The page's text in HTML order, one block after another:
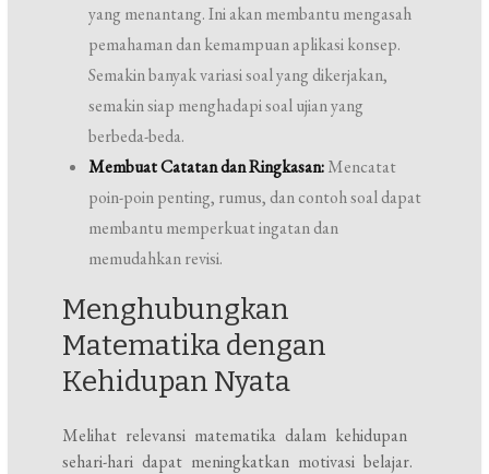
yang menantang. Ini akan membantu mengasah
pemahaman dan kemampuan aplikasi konsep.
Semakin banyak variasi soal yang dikerjakan,
semakin siap menghadapi soal ujian yang
berbeda-beda.
Membuat Catatan dan Ringkasan:Mencatat
poin-poin penting, rumus, dan contoh soal dapat
membantu memperkuat ingatan dan
memudahkan revisi.
Menghubungkan
Matematika dengan
Kehidupan Nyata
Melihat relevansi matematika dalam kehidupan
sehari-hari dapat meningkatkan motivasi belajar.